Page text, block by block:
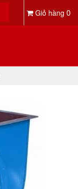
Giỏ hàng 0